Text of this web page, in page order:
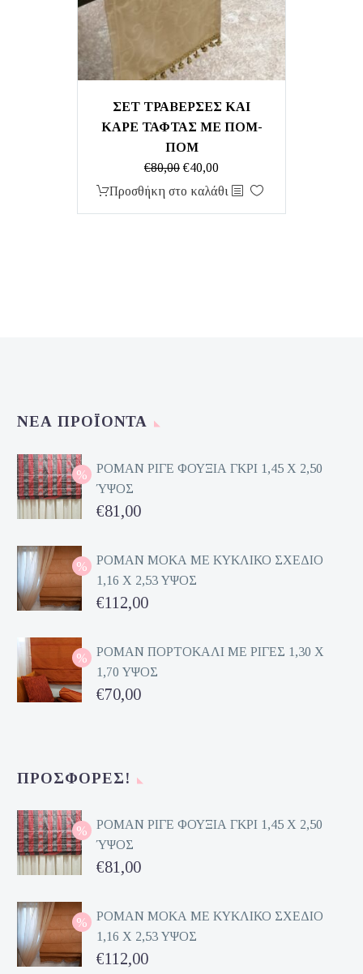
ΣΕΤ ΤΡΑΒΕΡΣΕΣ ΚΑΙ
ΚΑΡΕ ΤΑΦΤΑΣ ΜΕ ΠΟΜ-
ΠΟΜ
€80,00 Original
price
€40,00Η
τρέχουσα
Προσθήκη στο καλάθι
ΝΈΑ ΠΡΟΪΌΝΤΑ
ΡΟΜΑΝ ΡΙΓΕ ΦΟΥΞΙΑ ΓΚΡΙ 1,45 Χ 2,50
ΎΨΟΣ
Original
was:
€162,00.
€81,00
τρέχουσα
τιμή
είναι:
ΡΟΜΑΝ ΜΟΚΑ ΜΕ ΚΥΚΛΙΚΟ ΣΧΕΔΙΟ
1,16 Χ 2,53 ΥΨΟΣ
Original
was:
€224,00.
€112,00
τρέχουσα
τιμή
είναι:
ΡΟΜΑΝ ΠΟΡΤΟΚΑΛΙ ΜΕ ΡΙΓΕΣ 1,30 Χ
1,70 ΥΨΟΣ
Original
€70,00
ΠΡΟΣΦΟΡΈΣ!
ΡΟΜΑΝ ΡΙΓΕ ΦΟΥΞΙΑ ΓΚΡΙ 1,45 Χ 2,50
ΎΨΟΣ
Original
was:
€162,00.
€81,00
τρέχουσα
τιμή
είναι:
ΡΟΜΑΝ ΜΟΚΑ ΜΕ ΚΥΚΛΙΚΟ ΣΧΕΔΙΟ
1,16 Χ 2,53 ΥΨΟΣ
Original
€112,00